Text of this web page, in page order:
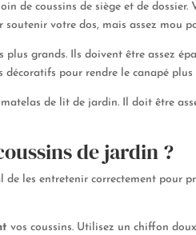
de coussins de siège et de
soutenir votre dos, mais assez mou
plus grands. Ils doivent être assez
décoratifs pour rendre le canapé
de lit de jardin. Il doit être
de jardin ?
les entretenir correctement pour
vos coussins. Utilisez un chiffon